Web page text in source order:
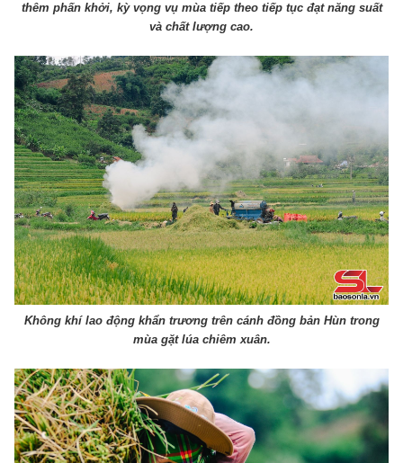
thêm phấn khởi, kỳ vọng vụ mùa tiếp theo tiếp tục đạt năng suất
và chất lượng cao.
Không khí lao động khẩn trương trên cánh đồng bản Hùn trong
mùa gặt lúa chiêm xuân.